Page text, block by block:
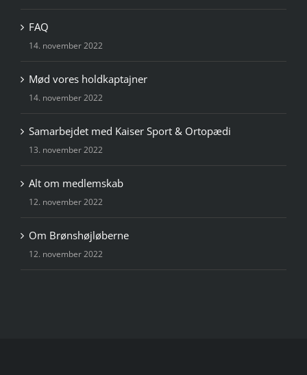
FAQ
14. november 2022
Mød vores holdkaptajner
14. november 2022
Samarbejdet med Kaiser Sport & Ortopædi
13. november 2022
Alt om medlemskab
12. november 2022
Om Brønshøjløberne
12. november 2022